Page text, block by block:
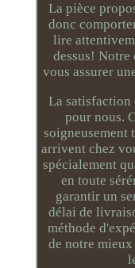
La pièce
donc
lire
dessus!
vous assurer
La satisfaction
pour nous.
soigneusement
arrivent chez
spécialement
en toute
garantir un
délai de
méthode
de notre